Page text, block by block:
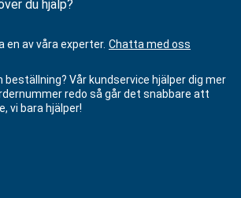
du hjälp?
en av våra experter. Chatta med oss
beställning? Vår kundservice hjälper dig mer
redo så går det snabbare att
vi bara hjälper!